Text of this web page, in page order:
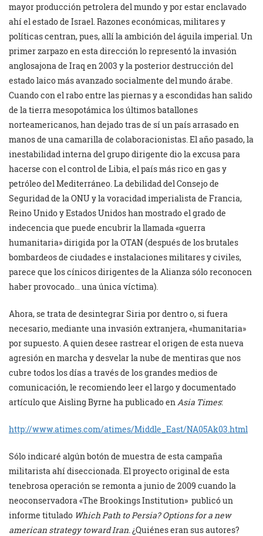
mayor producción petrolera del mundo y por estar enclavado
ahí el estado de Israel. Razones económicas, militares y
políticas centran, pues, allí la ambición del águila imperial. Un
primer zarpazo en esta dirección lo representó la invasión
anglosajona de Iraq en 2003 y la posterior destrucción del
estado laico más avanzado socialmente del mundo árabe.
Cuando con el rabo entre las piernas y a escondidas han salido
de la tierra mesopotámica los últimos batallones
norteamericanos, han dejado tras de sí un país arrasado en
manos de una camarilla de colaboracionistas. El año pasado, la
inestabilidad interna del grupo dirigente dio la excusa para
hacerse con el control de Libia, el país más rico en gas y
petróleo del Mediterráneo. La debilidad del Consejo de
Seguridad de la ONU y la voracidad imperialista de Francia,
Reino Unido y Estados Unidos han mostrado el grado de
indecencia que puede encubrir la llamada «guerra
humanitaria» dirigida por la OTAN (después de los brutales
bombardeos de ciudades e instalaciones militares y civiles,
parece que los cínicos dirigentes de la Alianza sólo reconocen
haber provocado… una única víctima).
Ahora, se trata de desintegrar Siria por dentro o, si fuera
necesario, mediante una invasión extranjera, «humanitaria»
por supuesto. A quien desee rastrear el origen de esta nueva
agresión en marcha y desvelar la nube de mentiras que nos
cubre todos los días a través de los grandes medios de
comunicación, le recomiendo leer el largo y documentado
artículo que Aisling Byrne ha publicado enAsia Times:
http://www.atimes.com/atimes/Middle_East/NA05Ak03.html
Sólo indicaré algún botón de muestra de esta campaña
militarista ahí diseccionada. El proyecto original de esta
tenebrosa operación se remonta a junio de 2009 cuando la
neoconservadora «The Brookings Institution» publicó un
informe titulado Which Path to Persia? Options for a new
american strategy toward Iran. ¿Quiénes eran sus autores?